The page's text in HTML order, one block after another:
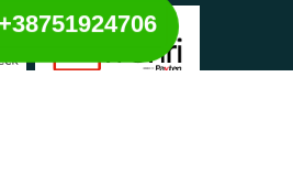
+38751924706